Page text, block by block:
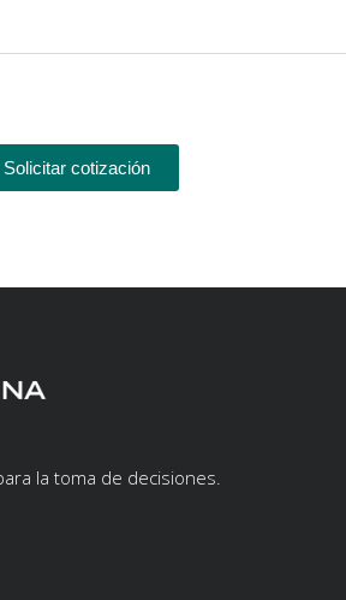
Solicitar cotización
la toma de decisiones.